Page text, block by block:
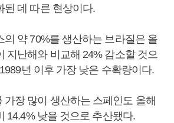
된 데 따른 현상이다.
의 약 70%를 생산하는 브라질은 올
지난해와 비교해 24% 감소할 것으
년 이후 가장 낮은 수확량이다.
가장 많이 생산하는 스페인도 올해
14.4% 낮을 것으로 추산됐다.